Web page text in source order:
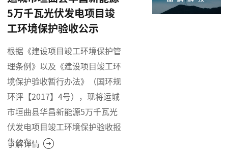
5万千瓦光伏发电项目竣
工环境保护验收公示
根据《建设项目竣工环境保护管
理条例》以及《建设项目竣工环
境保护验收暂行办法》（国环规
环评【2017】4号），现将运城
市垣曲县华昌新能源5万千瓦光
伏发电项目竣工环境保护验收报
告公布
了解详情